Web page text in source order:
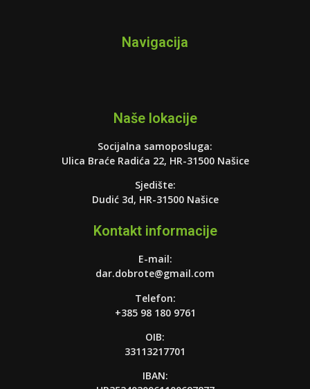
Navigacija
Naše lokacije
Socijalna samoposluga:
Ulica Braće Radića 22, HR-31500 Našice
Sjedište:
Dudić 3d, HR-31500 Našice
Kontakt informacije
E-mail:
dar.dobrote@gmail.com
Telefon:
+385 98 180 9761
OIB:
33113217701
IBAN: